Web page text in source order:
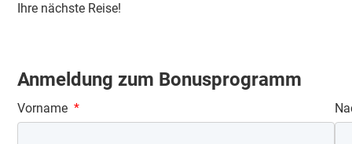
Ihre nächste Reise!
Anmeldung zum Bonusprogramm
Vorname